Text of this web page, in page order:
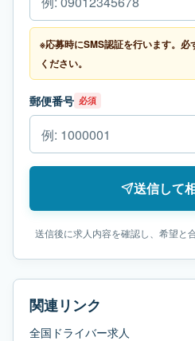
※応募時にSMS認証を行います。必
ください。
郵便番号 必須
送信して
送信後に求人内容を確認し、希望と
関連リンク
全国ドライバー求人